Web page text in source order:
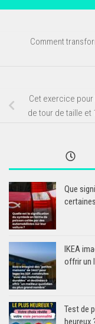
Comment
Cet exercice
de tour de taille et
Que
IKEA
offrir un
Test de
heureux